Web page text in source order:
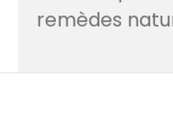
remèdes